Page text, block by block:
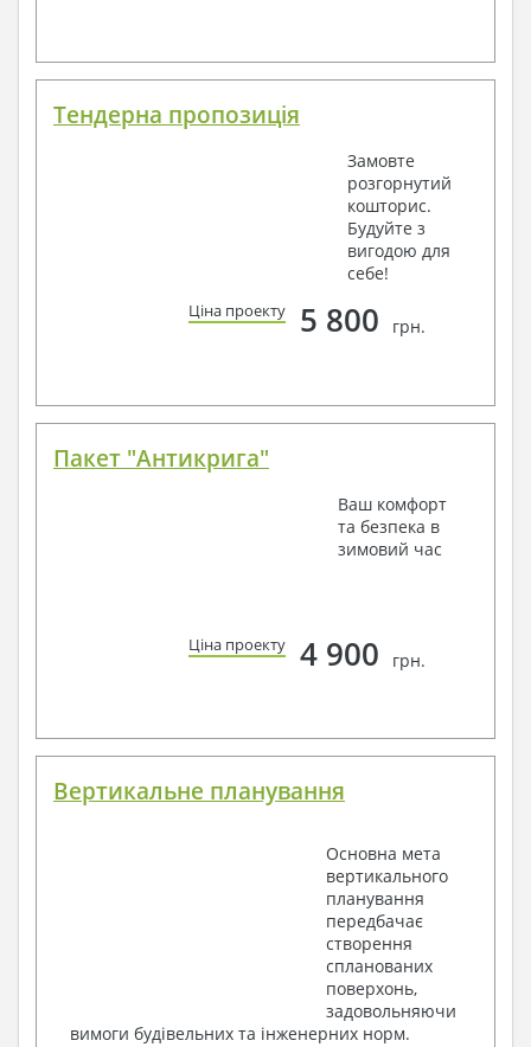
Тендерна пропозиція
Замовте
розгорнутий
кошторис.
Будуйте з
вигодою для
себе!
Ціна проекту 5 800 грн.
Пакет "Антикрига"
Ваш комфорт
та безпека в
зимовий час
Ціна проекту 4 900 грн.
Вертикальне планування
Основна мета
вертикального
планування
передбачає
створення
спланованих
поверхонь,
задовольняючи
вимоги будівельних та інженерних норм.